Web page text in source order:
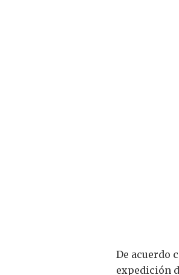
De acuerdo
expedición